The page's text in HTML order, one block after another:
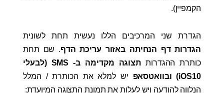
הקמפיין).
הגדרת שני המרכיבים הללו נעשית תחת לשונית
הגדרות דף הנחיתה באזור עריכת הדף. שם תחת
כותרת ההגדרות
תצוגה מקדימה ב- SMS (לבעלי
iOS10) ובוואטסאפ
יש למלא את הכותרת / המלל
הנלווה להודעה ויש לעלות את תמונת התצוגה המיועדת: